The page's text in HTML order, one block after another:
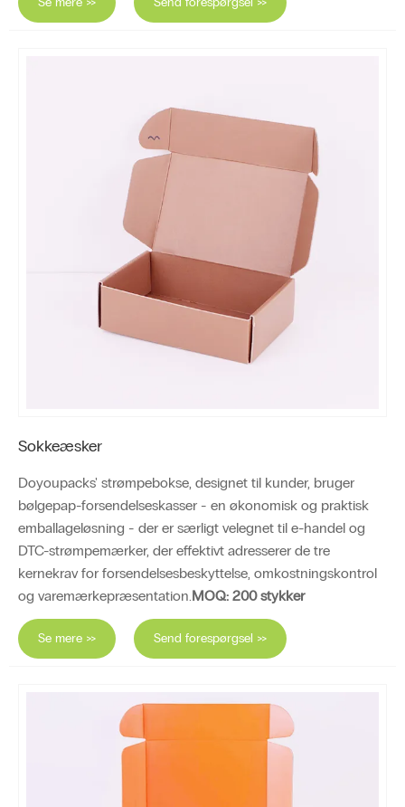
Sokkeæsker
Doyoupacks' strømpebokse, designet til kunder, bruger
bølgepap-forsendelseskasser - en økonomisk og praktisk
emballageløsning - der er særligt velegnet til e-handel og
DTC-strømpemærker, der effektivt adresserer de tre
kernekrav for forsendelsesbeskyttelse, omkostningskontrol
og varemærkepræsentation.MOQ: 200 stykker
Se mere >> Send forespørgsel >>